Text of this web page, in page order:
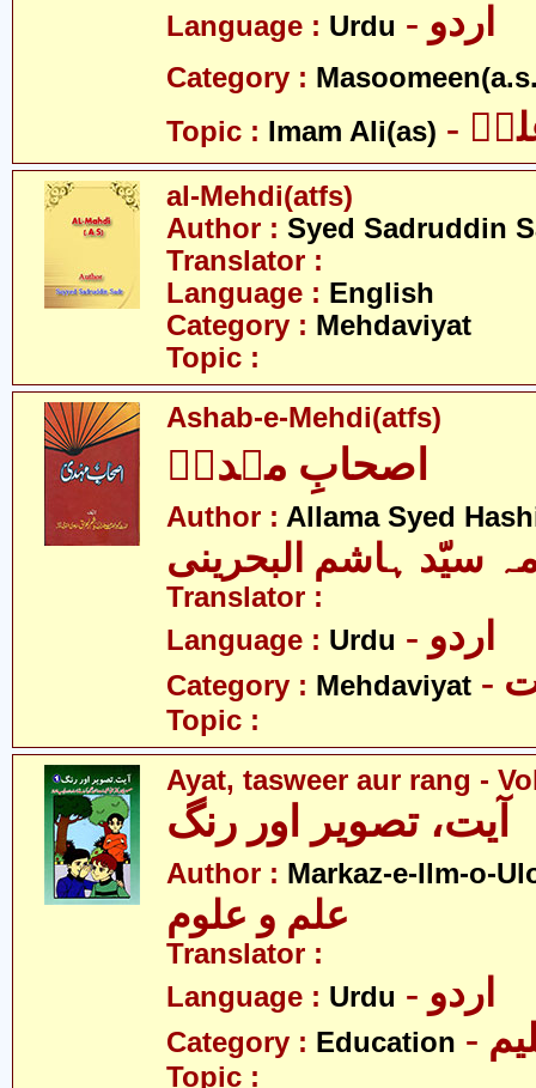
Language : Urdu - اردو
Category :
Topic : Imam Ali(as)
al-Mehdi(atfs)
Author : Syed Sadruddin
Translator :
Language : English
Category : Mehdaviyat
Topic :
Ashab-e-Mehdi(atfs)
اصحابِ مہدیؑ
Author : Allama Syed
سیّد ہاشم البحرینی
Translator :
Language : Urdu - اردو
Category : Mehdaviyat
Topic :
Ayat, tasweer aur rang -
آیت، تصویر اور رنگ
Author : Markaz-e-Ilm-o-
علم و علوم
Translator :
Language : Urdu - اردو
Category : Education
Topic :